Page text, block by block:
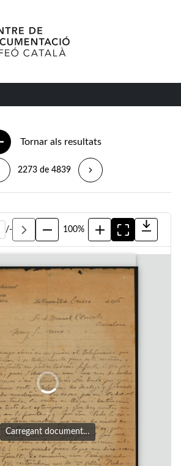
Tornar als resultats
2273 de 4839
/- 100%
Carregant document…